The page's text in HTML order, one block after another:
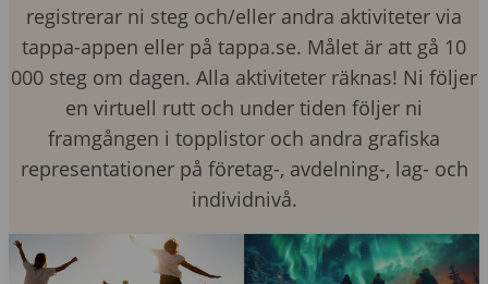
registrerar ni steg och/eller andra aktiviteter via
tappa-appen eller på tappa.se. Målet är att gå 10
000 steg om dagen. Alla aktiviteter räknas! Ni följer
en virtuell rutt och under tiden följer ni
framgången i topplistor och andra grafiska
representationer på företag-, avdelning-, lag- och
individnivå.